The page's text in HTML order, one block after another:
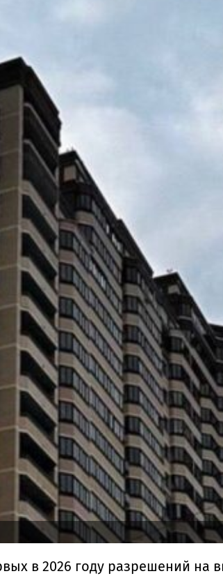
в 2026 году разрешений на